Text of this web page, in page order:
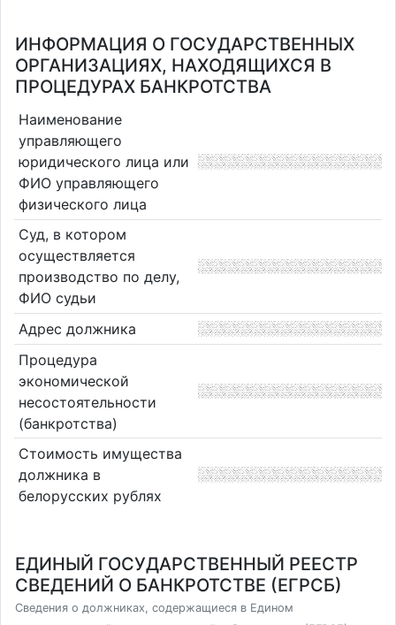
ИНФОРМАЦИЯ О ГОСУДАРСТВЕННЫХ
ОРГАНИЗАЦИЯХ, НАХОДЯЩИХСЯ В
ПРОЦЕДУРАХ БАНКРОТСТВА
Наименование
управляющего
юридического лица или
ФИО управляющего
физического лица
Суд, в котором
осуществляется
производство по делу,
ФИО судьи
Адрес должника
Процедура
экономической
несостоятельности
(банкротства)
Стоимость имущества
должника в
белорусских рублях
ЕДИНЫЙ ГОСУДАРСТВЕННЫЙ РЕЕСТР
СВЕДЕНИЙ О БАНКРОТСТВЕ (ЕГРСБ)
Сведения о должниках, содержащиеся в Едином